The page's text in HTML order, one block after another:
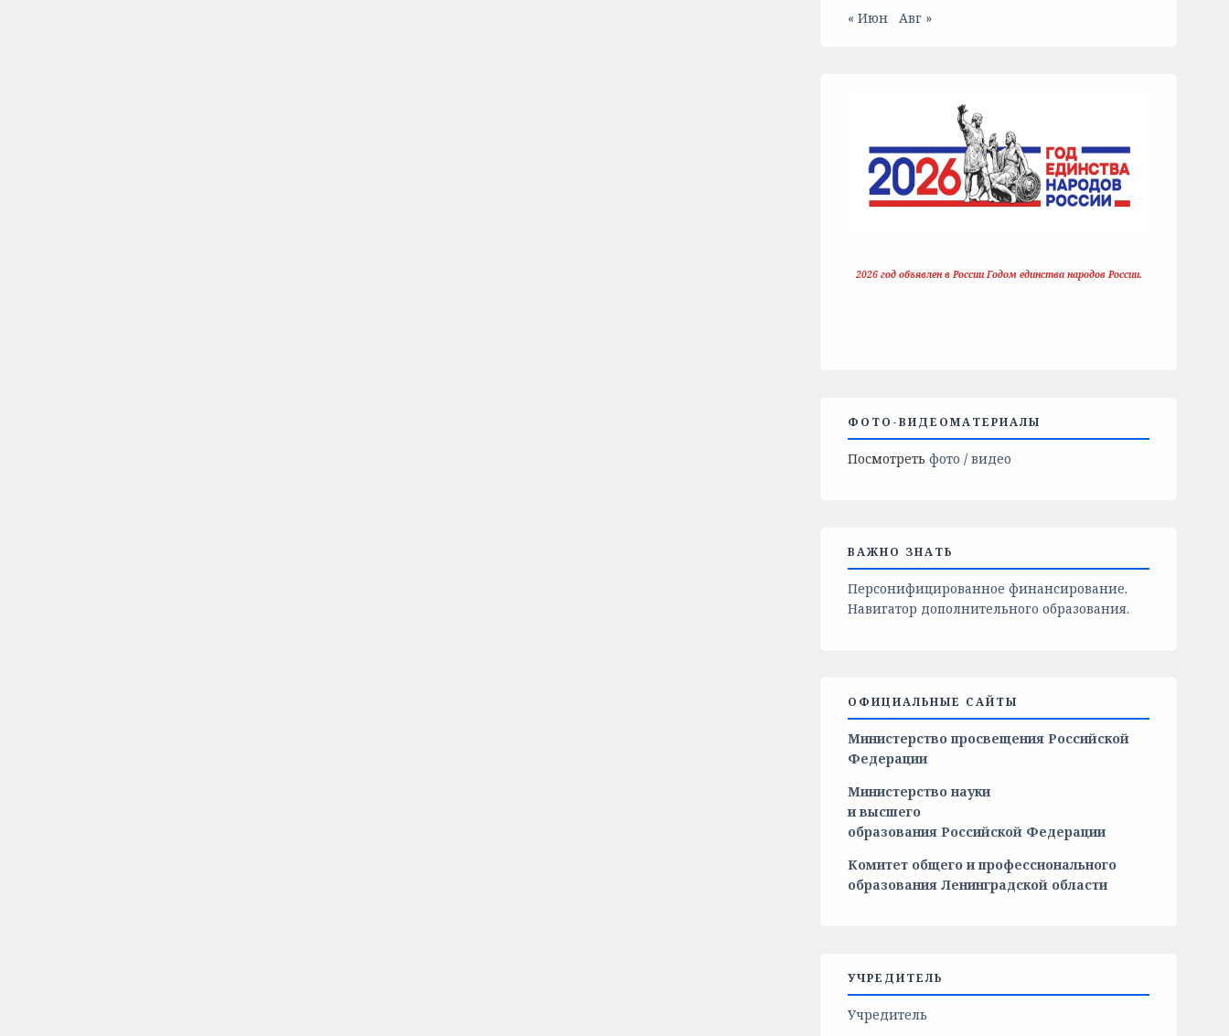
« Июн Авг »
2026 год объявлен в России Годом единства народов России.
ФОТО-ВИДЕОМАТЕРИАЛЫ
Посмотреть фото / видео
ВАЖНО ЗНАТЬ
Персонифицированное финансирование.
Навигатор дополнительного образования.
ОФИЦИАЛЬНЫЕ САЙТЫ
Министерство просвещения Российской
Федерации
Министерство науки
и высшего
образования Российской Федерации
Комитет общего и профессионального
образования Ленинградской области
УЧРЕДИТЕЛЬ
Учредитель